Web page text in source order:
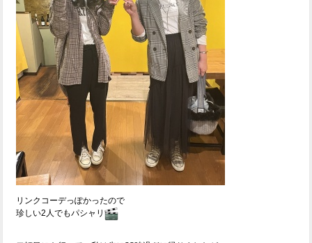
リンクコーデっぽかったので
珍しい2人でもパシャリ